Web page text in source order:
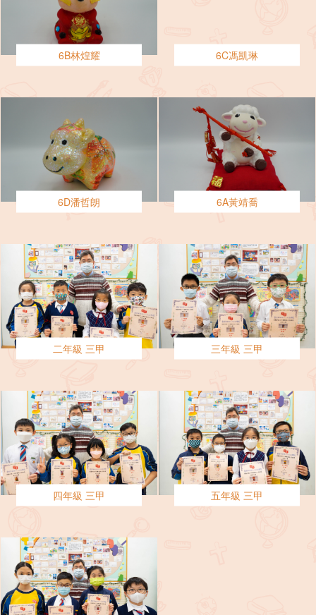
6B林煌耀 6C馮凱琳
6D潘哲朗 6A黃靖喬
二年級 三甲 三年級 三甲
四年級 三甲 五年級 三甲